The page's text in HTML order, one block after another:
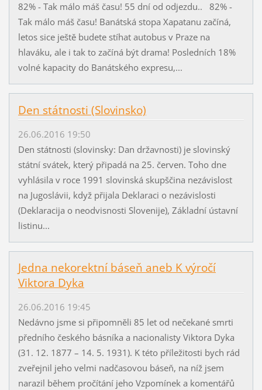
82% - Tak málo máš času! 55 dní od odjezdu.. 82% -
Tak málo máš času! Banátská stopa Xapatanu začíná,
letos sice ještě budete stíhat autobus v Praze na
hlaváku, ale i tak to začíná být drama! Posledních 18%
volné kapacity do Banátského expresu,...
Den státnosti (Slovinsko)
26.06.2016 19:50
Den státnosti (slovinsky: Dan državnosti) je slovinský
státní svátek, který připadá na 25. červen. Toho dne
vyhlásila v roce 1991 slovinská skupščina nezávislost
na Jugoslávii, když přijala Deklaraci o nezávislosti
(Deklaracija o neodvisnosti Slovenije), Základní ústavní
listinu...
Jedna nekorektní báseň aneb K výročí
Viktora Dyka
26.06.2016 19:45
Nedávno jsme si připomněli 85 let od nečekané smrti
předního českého básníka a nacionalisty Viktora Dyka
(31. 12. 1877 – 14. 5. 1931). K této příležitosti bych rád
zveřejnil jeho velmi nadčasovou báseň, na níž jsem
narazil během pročítání jeho Vzpomínek a komentářů